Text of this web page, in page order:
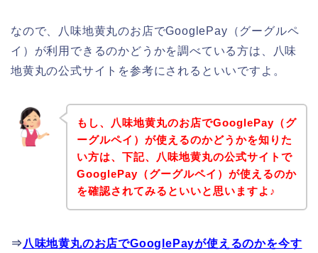
なので、八味地黄丸のお店でGooglePay（グーグルペ
イ）が利用できるのかどうかを調べている方は、八味
地黄丸の公式サイトを参考にされるといいですよ。
もし、八味地黄丸のお店でGooglePay（グ
ーグルペイ）が使えるのかどうかを知りた
い方は、下記、八味地黄丸の公式サイトで
GooglePay（グーグルペイ）が使えるのか
を確認されてみるといいと思いますよ♪
⇒ 八味地黄丸のお店でGooglePayが使えるのかを今す